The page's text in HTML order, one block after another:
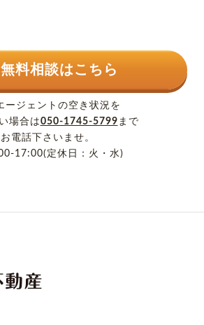
無料相談はこちら
ージェントの空き状況を
場合は050-1745-5799 まで
お電話下さいませ。
17:00(定休日：火・水)